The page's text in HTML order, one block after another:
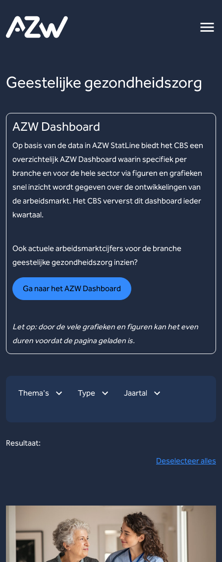
Geestelijke gezondheidszorg
AZW Dashboard
Op basis van de data in AZW StatLine biedt het CBS een
overzichtelijk AZW Dashboard waarin specifiek per
branche en voor de hele sector via figuren en grafieken
snel inzicht wordt gegeven over de ontwikkelingen van
de arbeidsmarkt. Het CBS ververst dit dashboard ieder
kwartaal.
Ook actuele arbeidsmarktcijfers voor de branche
geestelijke gezondheidszorg inzien?
Ga naar het AZW Dashboard
Let op: door de vele grafieken en figuren kan het even
duren voordat de pagina geladen is.
Thema's Type Jaartal
Resultaat:
Deselecteer alles